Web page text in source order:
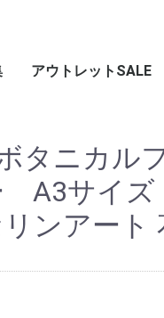
アウトレットSALE
タニカル
A3サイズ
ンアート